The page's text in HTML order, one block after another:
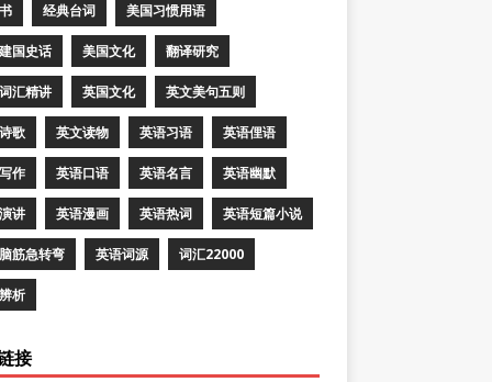
经典台词 美国习惯用语
国史话 美国文化 翻译研究
汇精讲 英国文化 英文美句五则
歌 英文读物 英语习语 英语俚语
作 英语口语 英语名言 英语幽默
讲 英语漫画 英语热词 英语短篇小说
筋急转弯 英语词源 词汇22000
析
接